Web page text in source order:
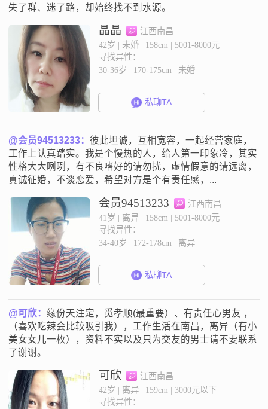
失了群、迷了路，却始终找不到水源。
晶晶
江西南昌
42岁 | 未婚 | 158cm | 5001-8000元
寻找异性：
30-36岁 | 170-175cm | 未婚
私聊TA
@会员94513233：彼此坦诚，互相宽容，一起经营家庭，
工作上认真踏实。我是个慢热的人，给人第一印象冷，其实
性格大大咧咧，有不良嗜好的请勿扰，虚情假意的请远离，
真诚征婚，不谈恋爱，希望对方是个有责任感，...
会员94513233
江西南昌
41岁 | 离异 | 158cm | 5001-8000元
寻找异性：
34-40岁 | 172-178cm | 离异
私聊TA
@可欣：缘份天注定，觅孝顺(最重要）、有责任心男友 ，
（喜欢吃辣会比较吸引我），工作生活在南昌，离异（有小
美女女儿一枚），资料不实以及只为交友的男士请不要联系
了谢谢。
可欣
江西南昌
42岁 | 离异 | 159cm | 3000元以下
寻找异性：